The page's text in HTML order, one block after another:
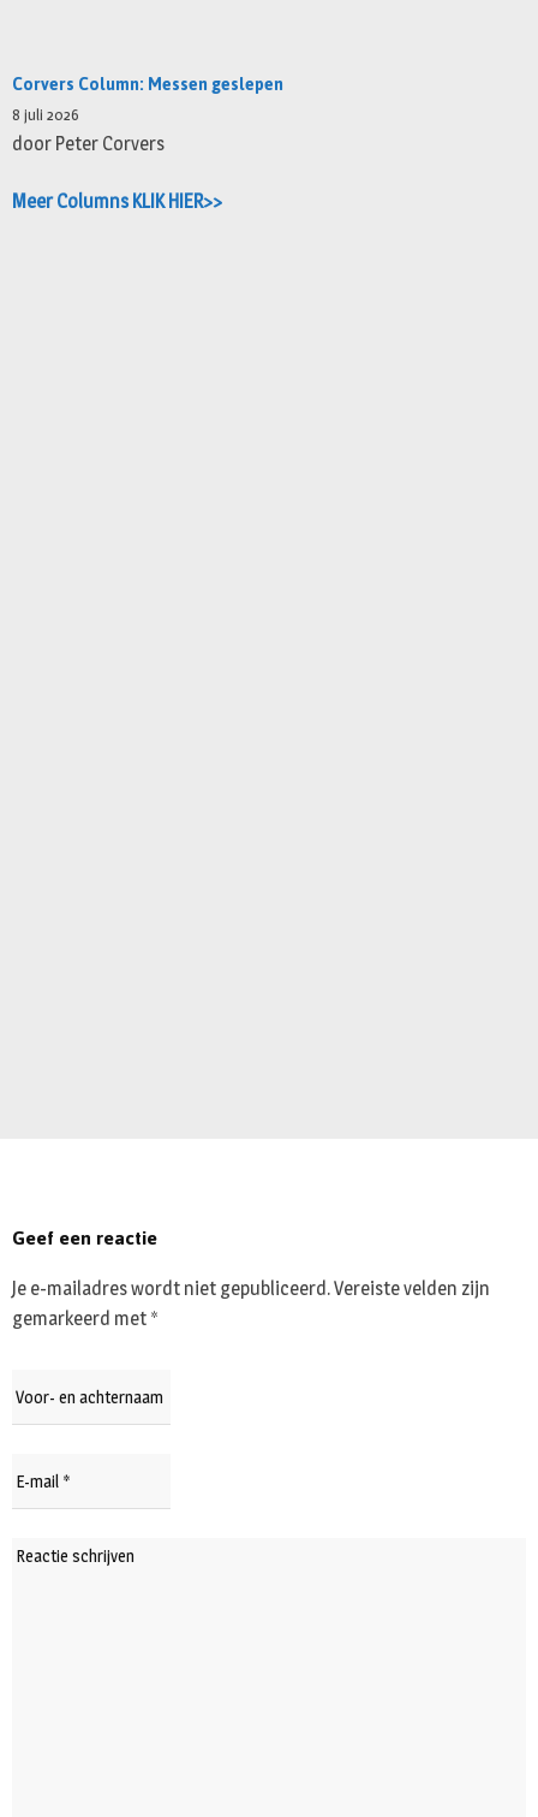
Corvers Column: Messen geslepen
8 juli 2026
door Peter Corvers
Meer Columns KLIK HIER>>
Geef een reactie
Je e-mailadres wordt niet gepubliceerd.Vereiste velden zijn
gemarkeerd met *